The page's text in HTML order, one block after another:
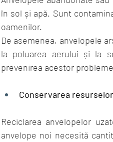
în sol și apă. Sunt
oamenilor.
De asemenea, anvelopele
la poluarea aerului și la
prevenirea acestor
Conservarea
Reciclarea anvelopelor
anvelope noi necesită